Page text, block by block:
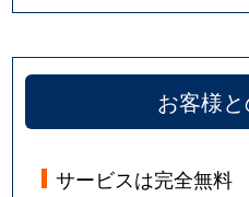
お客様
サービスは完全無料